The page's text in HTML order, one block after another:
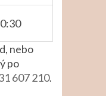
nebo
po
607 210.